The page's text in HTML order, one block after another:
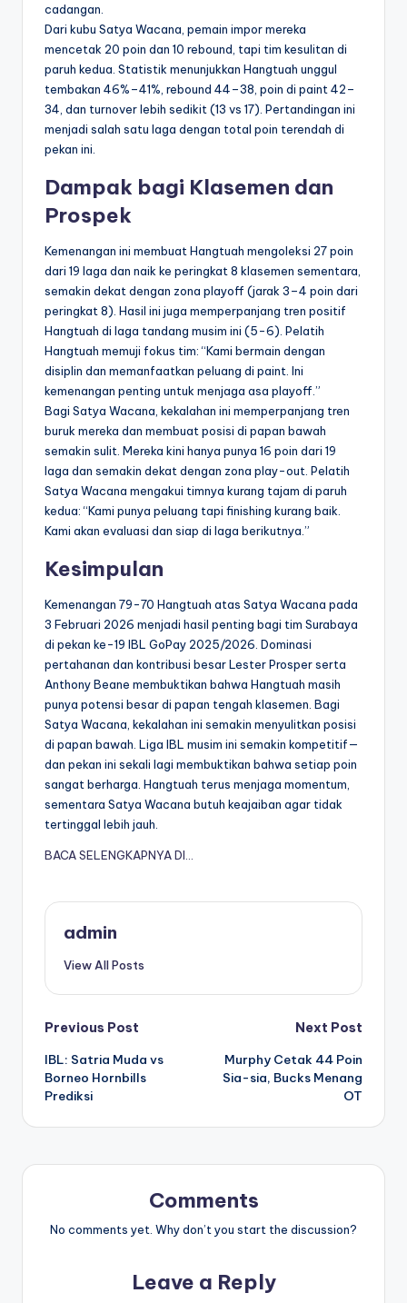
cadangan.
Dari kubu Satya Wacana, pemain impor mereka
mencetak 20 poin dan 10 rebound, tapi tim kesulitan di
paruh kedua. Statistik menunjukkan Hangtuah unggul
tembakan 46%–41%, rebound 44–38, poin di paint 42–
34, dan turnover lebih sedikit (13 vs 17). Pertandingan ini
menjadi salah satu laga dengan total poin terendah di
pekan ini.
Dampak bagi Klasemen dan
Prospek
Kemenangan ini membuat Hangtuah mengoleksi 27 poin
dari 19 laga dan naik ke peringkat 8 klasemen sementara,
semakin dekat dengan zona playoff (jarak 3–4 poin dari
peringkat 8). Hasil ini juga memperpanjang tren positif
Hangtuah di laga tandang musim ini (5-6). Pelatih
Hangtuah memuji fokus tim: “Kami bermain dengan
disiplin dan memanfaatkan peluang di paint. Ini
kemenangan penting untuk menjaga asa playoff.”
Bagi Satya Wacana, kekalahan ini memperpanjang tren
buruk mereka dan membuat posisi di papan bawah
semakin sulit. Mereka kini hanya punya 16 poin dari 19
laga dan semakin dekat dengan zona play-out. Pelatih
Satya Wacana mengakui timnya kurang tajam di paruh
kedua: “Kami punya peluang tapi finishing kurang baik.
Kami akan evaluasi dan siap di laga berikutnya.”
Kesimpulan
Kemenangan 79-70 Hangtuah atas Satya Wacana pada
3 Februari 2026 menjadi hasil penting bagi tim Surabaya
di pekan ke-19 IBL GoPay 2025/2026. Dominasi
pertahanan dan kontribusi besar Lester Prosper serta
Anthony Beane membuktikan bahwa Hangtuah masih
punya potensi besar di papan tengah klasemen. Bagi
Satya Wacana, kekalahan ini semakin menyulitkan posisi
di papan bawah. Liga IBL musim ini semakin kompetitif—
dan pekan ini sekali lagi membuktikan bahwa setiap poin
sangat berharga. Hangtuah terus menjaga momentum,
sementara Satya Wacana butuh keajaiban agar tidak
tertinggal lebih jauh.
BACA SELENGKAPNYA DI…
admin
View All Posts
Post
navigation
Previous Post
IBL: Satria Muda vs
Borneo Hornbills
Prediksi
Next Post
Murphy Cetak 44 Poin
Sia-sia, Bucks Menang
OT
Comments
No comments yet. Why don’t you start the discussion?
Leave a Reply